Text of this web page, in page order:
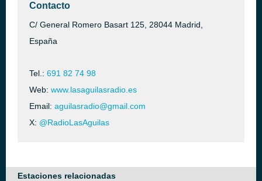
Contacto
C/ General Romero Basart 125, 28044 Madrid,
España
Tel.: 691 82 74 98
Web: www.lasaguilasradio.es
Email: aguilasradio@gmail.com
X: @RadioLasAguilas
Estaciones relacionadas